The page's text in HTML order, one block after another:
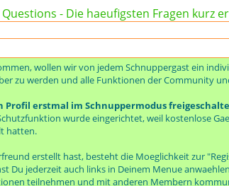
- Die haeufigsten Fragen kurz
wollen wir von jedem Schnuppergast ein
zu werden und alle Funktionen der Community
Profil erstmal im Schnuppermodus
wurde eingerichtet, weil kostenlose
hatten.
erstellt hast, besteht die Moeglichkeit zur
Du jederzeit auch links in Deinem Menue
teilnehmen und mit anderen Membern